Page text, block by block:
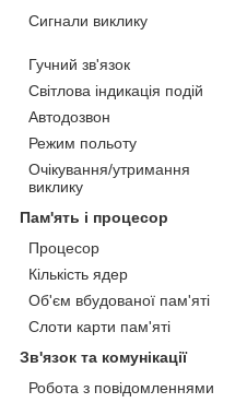
Сигнали виклику
Гучний зв'язок
Світлова індикація подій
Автодозвон
Режим польоту
Очікування/утримання
виклику
Пам'ять і процесор
Процесор
Кількість ядер
Об'єм вбудованої пам'яті
Слоти карти пам'яті
Зв'язок та комунікації
Робота з повідомленнями